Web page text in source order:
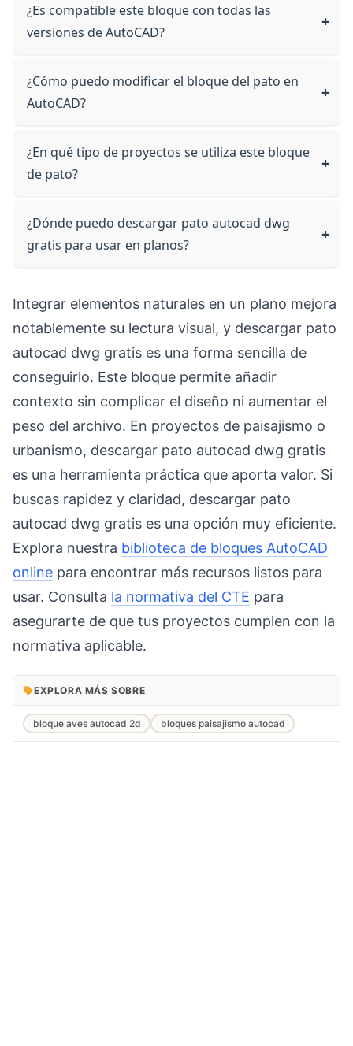
¿Es compatible este bloque con todas las
versiones de AutoCAD?
¿Cómo puedo modificar el bloque del pato en
AutoCAD?
¿En qué tipo de proyectos se utiliza este bloque
de pato?
¿Dónde puedo descargar pato autocad dwg
gratis para usar en planos?
Integrar elementos naturales en un plano mejora
notablemente su lectura visual, y descargar pato
autocad dwg gratis es una forma sencilla de
conseguirlo. Este bloque permite añadir
contexto sin complicar el diseño ni aumentar el
peso del archivo. En proyectos de paisajismo o
urbanismo, descargar pato autocad dwg gratis
es una herramienta práctica que aporta valor. Si
buscas rapidez y claridad, descargar pato
autocad dwg gratis es una opción muy eficiente.
Explora nuestra biblioteca de bloques AutoCAD
online para encontrar más recursos listos para
usar. Consulta la normativa del CTE para
asegurarte de que tus proyectos cumplen con la
normativa aplicable.
EXPLORA MÁS SOBRE
bloque aves autocad 2d bloques paisajismo autocad